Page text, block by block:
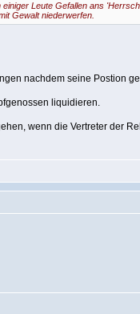
Leute Gefallen ans
Gewalt niederwerfen.
nachdem seine Postion
liquidieren.
wenn die Vertreter der